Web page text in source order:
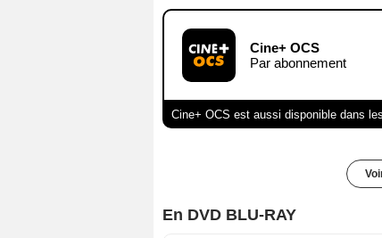
Cine+ OCS
Par abonnement
Cine+ OCS est aussi disponible dans
En DVD BLU-RAY